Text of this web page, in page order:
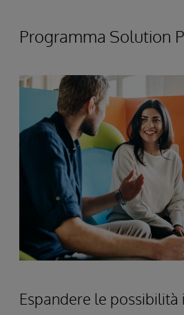
Programma Solution
Espandere le possibilità